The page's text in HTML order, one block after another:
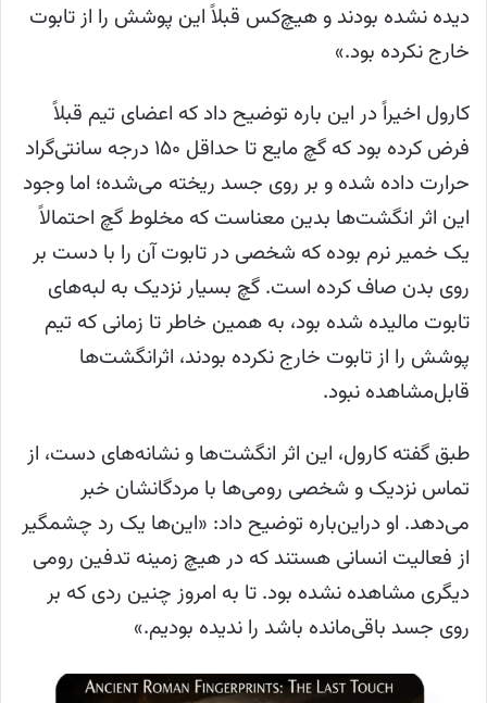
دیده نشده بودند و هیچ‌کس قبلاً این پوشش را از تابوت
خارج نکرده بود.»
کارول اخیراً در این باره توضیح داد که اعضای تیم قبلاً
فرض کرده بود که گچ مایع تا حداقل ۱۵۰ درجه سانتی‌گراد
حرارت داده شده و بر روی جسد ریخته می‌شده؛ اما وجود
این اثر انگشت‌ها بدین معناست که مخلوط گچ احتمالاً
یک خمیر نرم بوده که شخصی در تابوت آن را با دست بر
روی بدن صاف کرده است. گچ بسیار نزدیک به لبه‌های
تابوت مالیده شده بود، به همین خاطر تا زمانی که تیم
پوشش را از تابوت خارج نکرده بودند، اثرانگشت‌ها
قابل‌مشاهده نبود.
طبق گفته کارول، این اثر انگشت‌ها و نشانه‌های دست، از
تماس نزدیک و شخصی رومی‌ها با مردگانشان خبر
می‌دهد. او دراین‌باره توضیح داد: «این‌ها یک رد چشمگیر
از فعالیت انسانی هستند که در هیچ زمینه تدفین رومی
دیگری مشاهده نشده بود. تا به امروز چنین ردی که بر
روی جسد باقی‌مانده باشد را ندیده بودیم.»